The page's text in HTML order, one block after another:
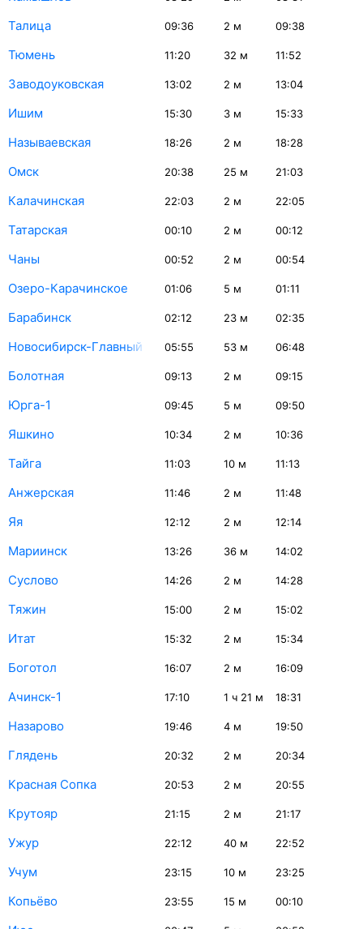
Талица 09:36 2 м 09:38
Тюмень 11:20 32 м 11:52
Заводоуковская 13:02 2 м 13:04
Ишим 15:30 3 м 15:33
Называевская 18:26 2 м 18:28
Омск 20:38 25 м 21:03
Калачинская 22:03 2 м 22:05
Татарская 00:10 2 м 00:12
Чаны 00:52 2 м 00:54
Озеро-Карачинское 01:06 5 м 01:11
Барабинск 02:12 23 м 02:35
Новосибирск-Главный 05:55 53 м 06:48
Болотная 09:13 2 м 09:15
Юрга-1 09:45 5 м 09:50
Яшкино 10:34 2 м 10:36
Тайга 11:03 10 м 11:13
Анжерская 11:46 2 м 11:48
Яя 12:12 2 м 12:14
Мариинск 13:26 36 м 14:02
Суслово 14:26 2 м 14:28
Тяжин 15:00 2 м 15:02
Итат 15:32 2 м 15:34
Боготол 16:07 2 м 16:09
Ачинск-1 17:10 1 ч 21 м 18:31
Назарово 19:46 4 м 19:50
Глядень 20:32 2 м 20:34
Красная Сопка 20:53 2 м 20:55
Крутояр 21:15 2 м 21:17
Ужур 22:12 40 м 22:52
Учум 23:15 10 м 23:25
Копьёво 23:55 15 м 00:10